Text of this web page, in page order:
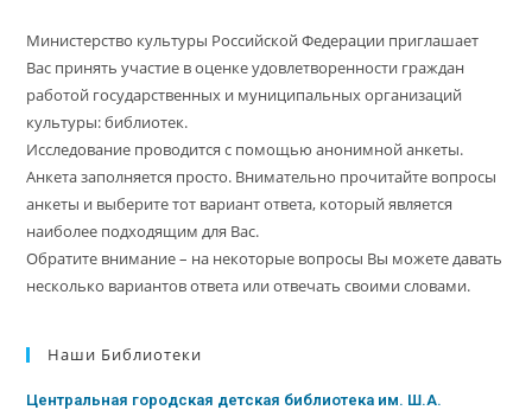
Министерство культуры Российской Федерации приглашает
Вас принять участие в оценке удовлетворенности граждан
работой государственных и муниципальных организаций
культуры: библиотек.
Исследование проводится с помощью анонимной анкеты.
Анкета заполняется просто. Внимательно прочитайте вопросы
анкеты и выберите тот вариант ответа, который является
наиболее подходящим для Вас.
Обратите внимание – на некоторые вопросы Вы можете давать
несколько вариантов ответа или отвечать своими словами.
Наши Библиотеки
Центральная городская детская библиотека им. Ш.А.